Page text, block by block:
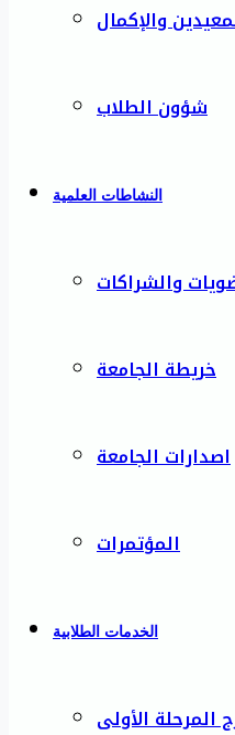
والإكمال
شؤون الطلاب
النشاطات العلمية
والشراكات
خريطة الجامعة
اصدارات الجامعة
المؤتمرات
الخدمات الطلابية
المرحلة الأولى